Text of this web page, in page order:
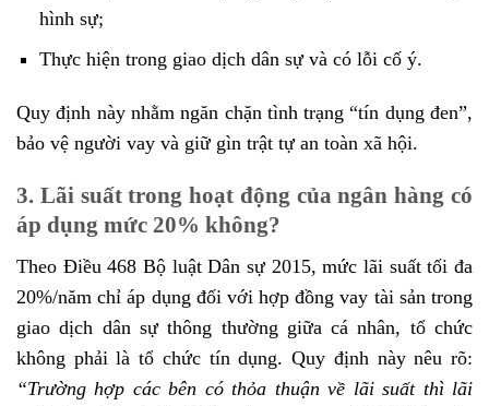
hình sự;
Thực hiện trong giao dịch dân sự và có lỗi cố ý.
Quy định này nhằm ngăn chặn tình trạng “tín dụng đen”,
bảo vệ người vay và giữ gìn trật tự an toàn xã hội.
3. Lãi suất trong hoạt động của ngân hàng có
áp dụng mức 20% không?
Theo Điều 468 Bộ luật Dân sự 2015, mức lãi suất tối đa
20%/năm chỉ áp dụng đối với hợp đồng vay tài sản trong
giao dịch dân sự thông thường giữa cá nhân, tổ chức
không phải là tổ chức tín dụng. Quy định này nêu rõ:
“Trường hợp các bên có thỏa thuận về lãi suất thì lãi